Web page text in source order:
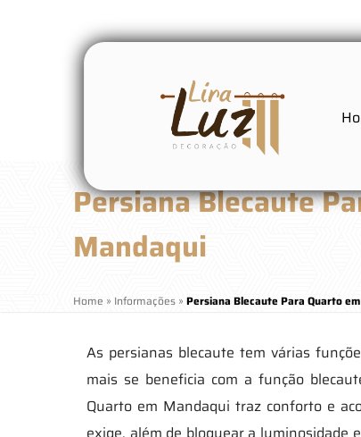
Persiana Blecaute
Mandaqui
Home » Informações »Persiana Blecaute Para Quarto
As persianas blecaute tem várias
mais se beneficia com a função
Quarto em Mandaqui traz conforto e